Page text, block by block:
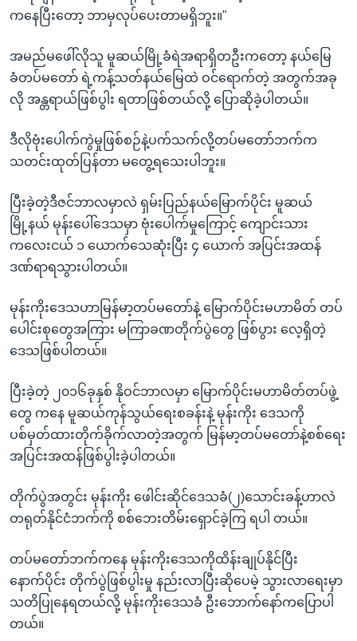
ကနေပြီးတော့ ဘာမှလုပ်ပေးတာမရှိဘူး။"
အမည်မဖေါ်လိုသူ မူဆယ်မြို့ခံရဲအရာရှိတဦးကတော့ နယ်မြေ
ခံတပ်မတော် ရဲ့ကန့်သတ်နယ်မြေထဲ ဝင်ရောက်တဲ့ အတွက်အခု
လို အန္တရာယ်ဖြစ်ပွါး ရတာဖြစ်တယ်လို့ ပြောဆိုခဲ့ပါတယ်။
ဒီလိုဗုံးပေါက်ကွဲမှုဖြစ်စဉ်နဲ့ပက်သက်လို့တပ်မတော်ဘက်က
သတင်းထုတ်ပြန်တာ မတွေ့ရသေးပါဘူး။
ပြီးခဲ့တဲ့ဒီဇင်ဘာလမှာလဲ ရှမ်းပြည်နယ်မြောက်ပိုင်း မူဆယ်
မြို့နယ် မုန်းပေါ်ဒေသမှာ ဗုံးပေါက်မှုကြောင့် ကျောင်းသား
ကလေးငယ် ၁ ယောက်သေဆုံးပြီး ၄ ယောက် အပြင်းအထန်
ဒဏ်ရာရသွားပါတယ်။
မုန်းကိုးဒေသဟာမြန်မာ့တပ်မတော်နဲ့ မြောက်ပိုင်းမဟာမိတ် တပ်
ပေါင်းစုတွေအကြား မကြာခဏတိုက်ပွဲတွေ ဖြစ်ပွား လေ့ရှိတဲ့
ဒေသဖြစ်ပါတယ်။
ပြီးခဲ့တဲ့ ၂၀၁၆ခုနှစ် နိုဝင်ဘာလမှာ မြောက်ပိုင်းမဟာမိတ်တပ်ဖွဲ့
တွေ ကနေ မူဆယ်ကုန်သွယ်ရေးစခန်းနဲ့ မုန်းကိုး ဒေသကို
ပစ်မှတ်ထားတိုက်ခိုက်လာတဲ့အတွက် မြန်မာ့တပ်မတော်နဲ့စစ်ရေး
အပြင်းအထန်ဖြစ်ပွါးခဲ့ပါတယ်။
တိုက်ပွဲအတွင်း မုန်းကိုး ဖေါင်းဆိုင်ဒေသခံ(၂)သောင်းခန့်ဟာလဲ
တရုတ်နိုင်ငံဘက်ကို စစ်ဘေးတိမ်းရှောင်ခဲ့ကြ ရပါ တယ်။
တပ်မတော်ဘက်ကနေ မုန်းကိုးဒေသကိုထိန်းချုပ်နိုင်ပြီး
နောက်ပိုင်း တိုက်ပွဲဖြစ်ပွါးမှု နည်းလာပြီးဆိုပေမဲ့ သွားလာရေးမှာ
သတိပြုနေရတယ်လို့ မုန်းကိုးဒေသခံ ဦးဘောက်နော်ကပြောပါ
တယ်။